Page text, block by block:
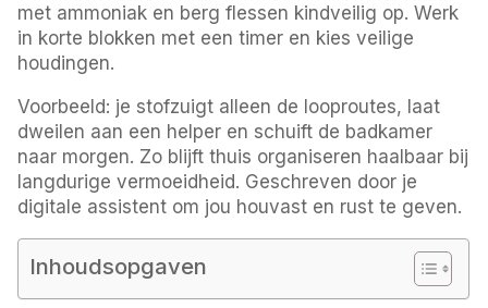
met ammoniak en berg flessen kindveilig op. Werk
in korte blokken met een timer en kies veilige
houdingen.
Voorbeeld: je stofzuigt alleen de looproutes, laat
dweilen aan een helper en schuift de badkamer
naar morgen. Zo blijft thuis organiseren haalbaar bij
langdurige vermoeidheid. Geschreven door je
digitale assistent om jou houvast en rust te geven.
Inhoudsopgaven